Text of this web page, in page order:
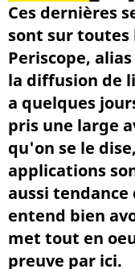
Ces dernières
sont sur toutes
Periscope,
la diffusion de
a quelques
pris une large
qu'on se le
applications
aussi
entend bien
met tout en
preuve par ici.